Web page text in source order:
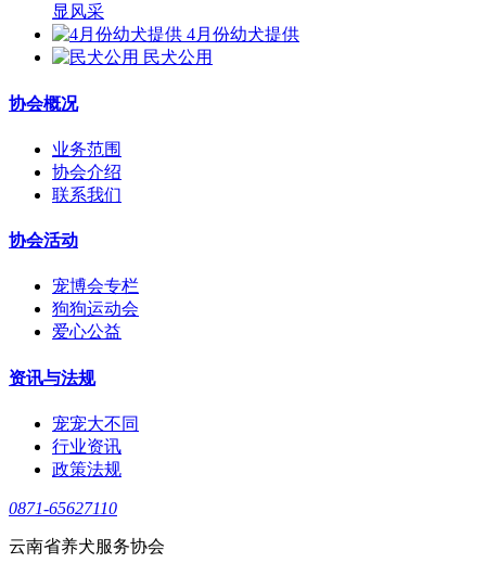
显风采
4月份幼犬提供
民犬公用
协会概况
业务范围
协会介绍
联系我们
协会活动
宠博会专栏
狗狗运动会
爱心公益
资讯与法规
宠宠大不同
行业资讯
政策法规
0871-65627110
云南省养犬服务协会